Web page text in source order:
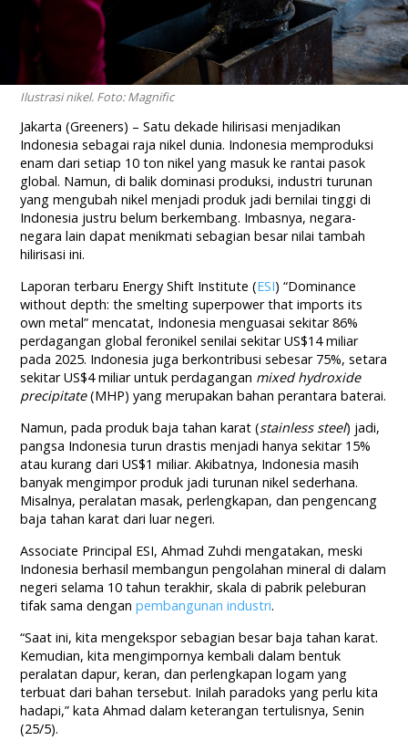
Ilustrasi nikel. Foto: Magnific
Jakarta (Greeners) – Satu dekade hilirisasi menjadikan
Indonesia sebagai raja nikel dunia. Indonesia memproduksi
enam dari setiap 10 ton nikel yang masuk ke rantai pasok
global. Namun, di balik dominasi produksi, industri turunan
yang mengubah nikel menjadi produk jadi bernilai tinggi di
Indonesia justru belum berkembang. Imbasnya, negara-
negara lain dapat menikmati sebagian besar nilai tambah
hilirisasi ini.
Laporan terbaru Energy Shift Institute (ESI) “Dominance
without depth: the smelting superpower that imports its
own metal” mencatat, Indonesia menguasai sekitar 86%
perdagangan global feronikel senilai sekitar US$14 miliar
pada 2025. Indonesia juga berkontribusi sebesar 75%, setara
sekitar US$4 miliar untuk perdagangan mixed hydroxide
precipitate(MHP) yang merupakan bahan perantara baterai.
Namun, pada produk baja tahan karat (stainless steel) jadi,
pangsa Indonesia turun drastis menjadi hanya sekitar 15%
atau kurang dari US$1 miliar. Akibatnya, Indonesia masih
banyak mengimpor produk jadi turunan nikel sederhana.
Misalnya, peralatan masak, perlengkapan, dan pengencang
baja tahan karat dari luar negeri.
Associate Principal ESI, Ahmad Zuhdi mengatakan, meski
Indonesia berhasil membangun pengolahan mineral di dalam
negeri selama 10 tahun terakhir, skala di pabrik peleburan
tifak sama denganpembangunan industri.
“Saat ini, kita mengekspor sebagian besar baja tahan karat.
Kemudian, kita mengimpornya kembali dalam bentuk
peralatan dapur, keran, dan perlengkapan logam yang
terbuat dari bahan tersebut. Inilah paradoks yang perlu kita
hadapi,” kata Ahmad dalam keterangan tertulisnya, Senin
(25/5).